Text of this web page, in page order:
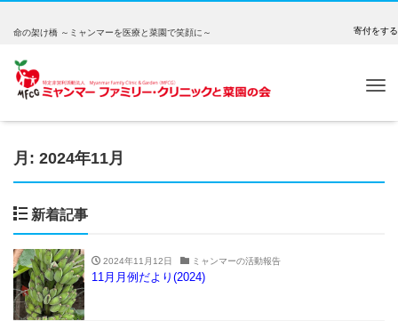
寄付をする
命の架け橋 ～ミャンマーを医療と菜園で笑顔に～
月: 2024年11月
新着記事
2024年11月12日 ミャンマーの活動報告
11月月例だより(2024)